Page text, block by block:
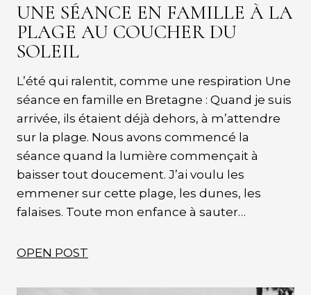
UNE SÉANCE EN FAMILLE À LA
PLAGE AU COUCHER DU
SOLEIL
L’été qui ralentit, comme une respiration Une
séance en famille en Bretagne : Quand je suis
arrivée, ils étaient déjà dehors, à m’attendre
sur la plage. Nous avons commencé la
séance quand la lumière commençait à
baisser tout doucement. J’ai voulu les
emmener sur cette plage, les dunes, les
falaises. Toute mon enfance à sauter…
OPEN POST